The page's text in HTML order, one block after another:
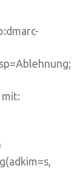
(adkim=s